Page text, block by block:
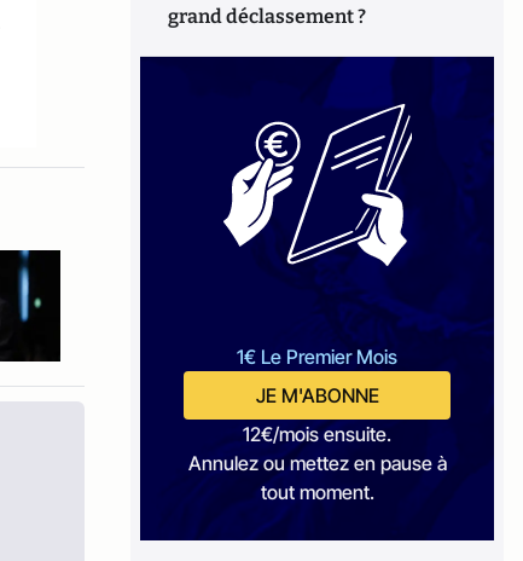
grand déclassement ?
1€ Le Premier Mois
JE M'ABONNE
12€/mois ensuite.
Annulez ou mettez en pause à
tout moment.